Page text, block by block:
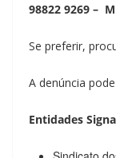
98822 9269 –
Se preferir,
A denúncia
Entidades